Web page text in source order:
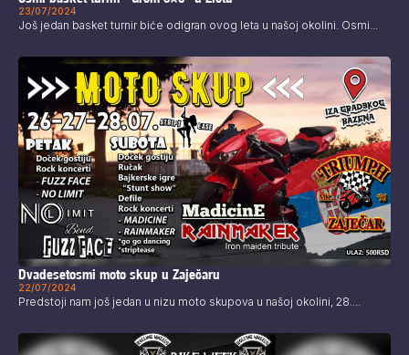
23/07/2024
Još jedan basket turnir biće odigran ovog leta u našoj okolini. Osmi...
Dvadesetosmi moto skup u Zaječaru
22/07/2024
Predstoji nam još jedan u nizu moto skupova u našoj okolini, 28....